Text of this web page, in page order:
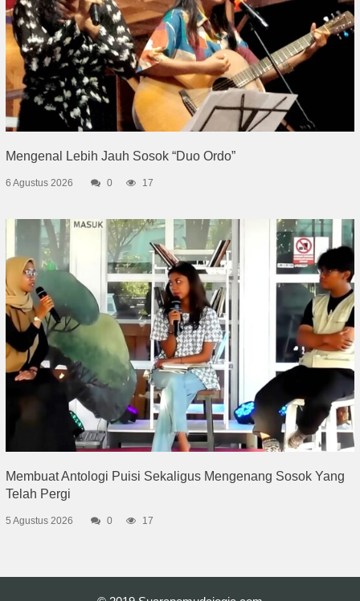
Mengenal Lebih Jauh Sosok “Duo Ordo”
6 Agustus 2026 0 17
Membuat Antologi Puisi Sekaligus Mengenang Sosok Yang
Telah Pergi
5 Agustus 2026 0 17